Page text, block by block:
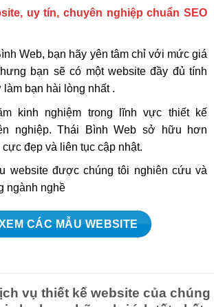
uy tín, chuyên nghiệp chuẩn SEO
Web, bạn hãy yên tâm chỉ với mức giá
bạn sẽ có một website đầy đủ tính
bạn hài lòng nhất .
kinh nghiệm trong lĩnh vực thiết kế
nghiệp. Thái Bình Web sở hữu hơn
đẹp và liên tục cập nhật.
website được chúng tôi nghiên cứu và
ngành nghề
CÁC MẪU WEBSITE
vụ thiết kế website của chúng